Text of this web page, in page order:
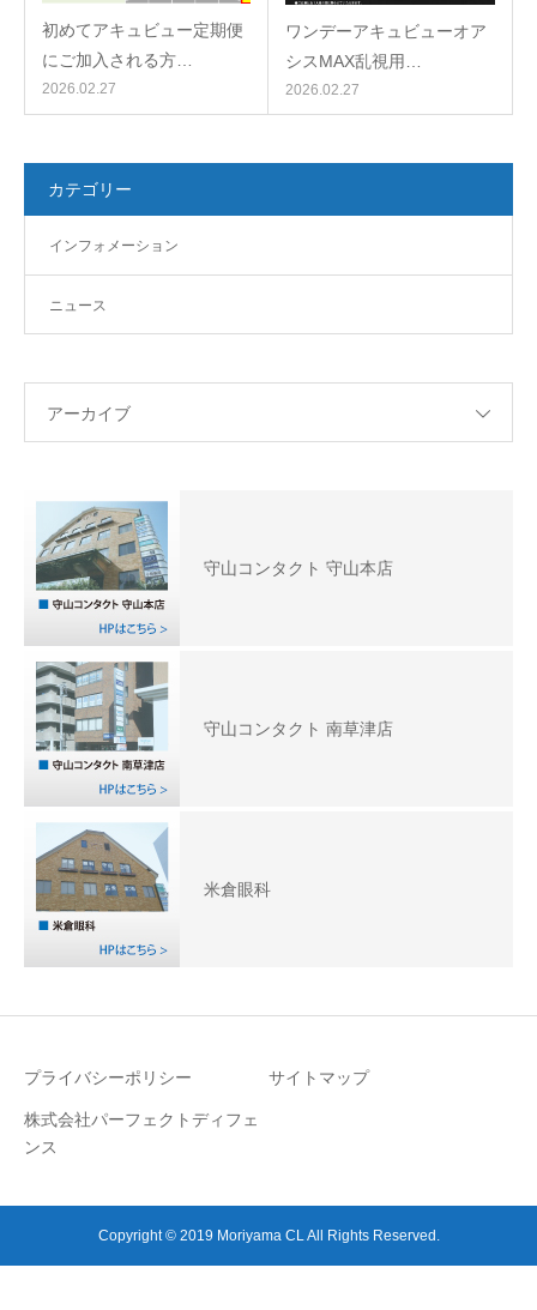
初めてアキュビュー定期便
にご加入される方…
2026.02.27
ワンデーアキュビューオア
シスMAX乱視用…
2026.02.27
カテゴリー
インフォメーション
ニュース
アーカイブ
守山コンタクト 守山本店
守山コンタクト 南草津店
米倉眼科
プライバシーポリシー サイトマップ
株式会社パーフェクトディフェ
ンス
Copyright © 2019 Moriyama CL All Rights Reserved.